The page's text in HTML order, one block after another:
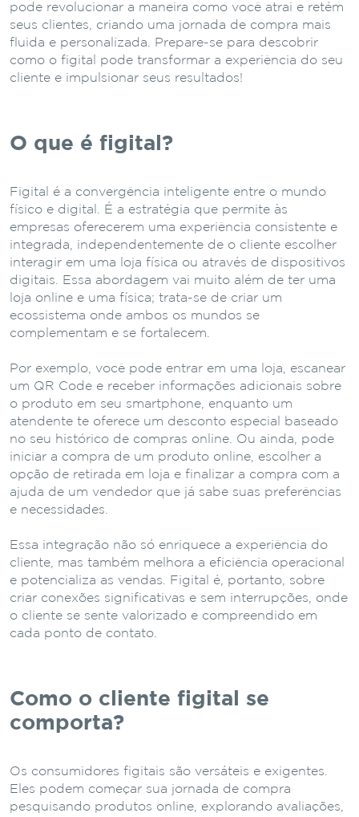
pode revolucionar a maneira como você atrai e retém
seus clientes, criando uma jornada de compra mais
fluida e personalizada. Prepare-se para descobrir
como o figital pode transformar a experiência do seu
cliente e impulsionar seus resultados!
O que é figital?
Figital é a convergência inteligente entre o mundo
físico e digital. É a estratégia que permite às
empresas oferecerem uma experiência consistente e
integrada, independentemente de o cliente escolher
interagir em uma loja física ou através de dispositivos
digitais. Essa abordagem vai muito além de ter uma
loja online e uma física; trata-se de criar um
ecossistema onde ambos os mundos se
complementam e se fortalecem.
Por exemplo, você pode entrar em uma loja, escanear
um QR Code e receber informações adicionais sobre
o produto em seu smartphone, enquanto um
atendente te oferece um desconto especial baseado
no seu histórico de compras online. Ou ainda, pode
iniciar a compra de um produto online, escolher a
opção de retirada em loja e finalizar a compra com a
ajuda de um vendedor que já sabe suas preferências
e necessidades.
Essa integração não só enriquece a experiência do
cliente, mas também melhora a eficiência operacional
e potencializa as vendas. Figital é, portanto, sobre
criar conexões significativas e sem interrupções, onde
o cliente se sente valorizado e compreendido em
cada ponto de contato.
Como o cliente figital se
comporta?
Os consumidores figitais são versáteis e exigentes.
Eles podem começar sua jornada de compra
pesquisando produtos online, explorando avaliações,